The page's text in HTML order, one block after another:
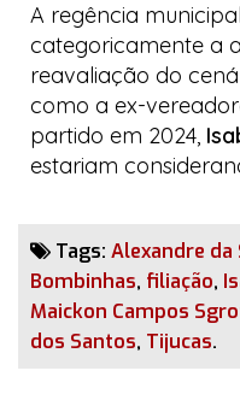
A regência
categoricamente a
reavaliação do
como a ex-
partido em 2024,
estariam
Tags: Alexandre da
Bombinhas, filiação,
Maickon Campos
dos Santos, Tijucas.